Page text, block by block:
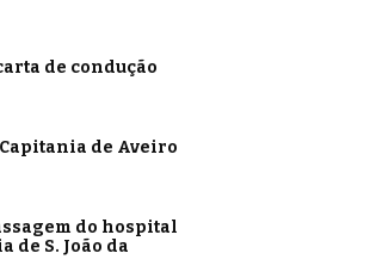
de condução
de Aveiro
do hospital
de S. João da